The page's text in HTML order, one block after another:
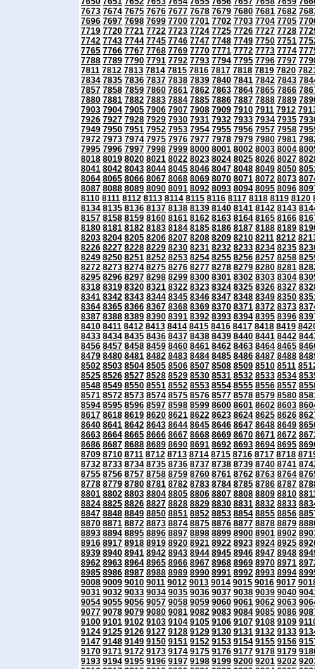
7673 7674 7675 7676 7677 7678 7679 7680 7681 7682
7696 7697 7698 7699 7700 7701 7702 7703 7704 7705
7719 7720 7721 7722 7723 7724 7725 7726 7727 7728
7742 7743 7744 7745 7746 7747 7748 7749 7750 7751
7765 7766 7767 7768 7769 7770 7771 7772 7773 7774
7788 7789 7790 7791 7792 7793 7794 7795 7796 7797
7811 7812 7813 7814 7815 7816 7817 7818 7819 7820
7834 7835 7836 7837 7838 7839 7840 7841 7842 7843
7857 7858 7859 7860 7861 7862 7863 7864 7865 7866
7880 7881 7882 7883 7884 7885 7886 7887 7888 7889
7903 7904 7905 7906 7907 7908 7909 7910 7911 7912
7926 7927 7928 7929 7930 7931 7932 7933 7934 7935
7949 7950 7951 7952 7953 7954 7955 7956 7957 7958
7972 7973 7974 7975 7976 7977 7978 7979 7980 7981
7995 7996 7997 7998 7999 8000 8001 8002 8003 8004
8018 8019 8020 8021 8022 8023 8024 8025 8026 8027
8041 8042 8043 8044 8045 8046 8047 8048 8049 8050
8064 8065 8066 8067 8068 8069 8070 8071 8072 8073
8087 8088 8089 8090 8091 8092 8093 8094 8095 8096
8110 8111 8112 8113 8114 8115 8116 8117 8118 8119 8120
8134 8135 8136 8137 8138 8139 8140 8141 8142 8143
8157 8158 8159 8160 8161 8162 8163 8164 8165 8166
8180 8181 8182 8183 8184 8185 8186 8187 8188 8189
8203 8204 8205 8206 8207 8208 8209 8210 8211 8212
8226 8227 8228 8229 8230 8231 8232 8233 8234 8235
8249 8250 8251 8252 8253 8254 8255 8256 8257 8258
8272 8273 8274 8275 8276 8277 8278 8279 8280 8281
8295 8296 8297 8298 8299 8300 8301 8302 8303 8304
8318 8319 8320 8321 8322 8323 8324 8325 8326 8327
8341 8342 8343 8344 8345 8346 8347 8348 8349 8350
8364 8365 8366 8367 8368 8369 8370 8371 8372 8373
8387 8388 8389 8390 8391 8392 8393 8394 8395 8396
8410 8411 8412 8413 8414 8415 8416 8417 8418 8419
8433 8434 8435 8436 8437 8438 8439 8440 8441 8442
8456 8457 8458 8459 8460 8461 8462 8463 8464 8465
8479 8480 8481 8482 8483 8484 8485 8486 8487 8488
8502 8503 8504 8505 8506 8507 8508 8509 8510 8511
8525 8526 8527 8528 8529 8530 8531 8532 8533 8534
8548 8549 8550 8551 8552 8553 8554 8555 8556 8557
8571 8572 8573 8574 8575 8576 8577 8578 8579 8580
8594 8595 8596 8597 8598 8599 8600 8601 8602 8603
8617 8618 8619 8620 8621 8622 8623 8624 8625 8626
8640 8641 8642 8643 8644 8645 8646 8647 8648 8649
8663 8664 8665 8666 8667 8668 8669 8670 8671 8672
8686 8687 8688 8689 8690 8691 8692 8693 8694 8695
8709 8710 8711 8712 8713 8714 8715 8716 8717 8718
8732 8733 8734 8735 8736 8737 8738 8739 8740 8741
8755 8756 8757 8758 8759 8760 8761 8762 8763 8764
8778 8779 8780 8781 8782 8783 8784 8785 8786 8787
8801 8802 8803 8804 8805 8806 8807 8808 8809 8810
8824 8825 8826 8827 8828 8829 8830 8831 8832 8833
8847 8848 8849 8850 8851 8852 8853 8854 8855 8856
8870 8871 8872 8873 8874 8875 8876 8877 8878 8879
8893 8894 8895 8896 8897 8898 8899 8900 8901 8902
8916 8917 8918 8919 8920 8921 8922 8923 8924 8925
8939 8940 8941 8942 8943 8944 8945 8946 8947 8948
8962 8963 8964 8965 8966 8967 8968 8969 8970 8971
8985 8986 8987 8988 8989 8990 8991 8992 8993 8994
9008 9009 9010 9011 9012 9013 9014 9015 9016 9017
9031 9032 9033 9034 9035 9036 9037 9038 9039 9040
9054 9055 9056 9057 9058 9059 9060 9061 9062 9063
9077 9078 9079 9080 9081 9082 9083 9084 9085 9086
9100 9101 9102 9103 9104 9105 9106 9107 9108 9109
9124 9125 9126 9127 9128 9129 9130 9131 9132 9133
9147 9148 9149 9150 9151 9152 9153 9154 9155 9156
9170 9171 9172 9173 9174 9175 9176 9177 9178 9179
9193 9194 9195 9196 9197 9198 9199 9200 9201 9202